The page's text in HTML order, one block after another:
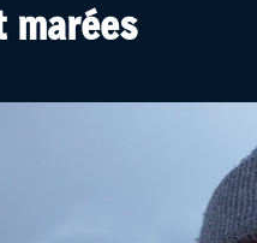
marées